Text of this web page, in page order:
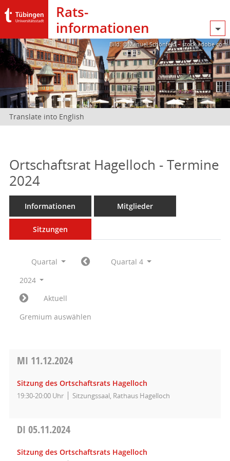
Rats­
informationen
Bild: @Manuel Schönfeld – stock.adobe.com
Translate into English
Ortschaftsrat Hagelloch - Termine
2024
Informationen Mitglieder
Sitzungen
Quartal
Quartal 4
2024
Aktuell
Gremium auswählen
MI 11.12.2024
Sitzung des Ortschaftsrats Hagelloch
19:30-20:00 Uhr Sitzungssaal, Rathaus Hagelloch
DI 05.11.2024
Sitzung des Ortschaftsrats Hagelloch